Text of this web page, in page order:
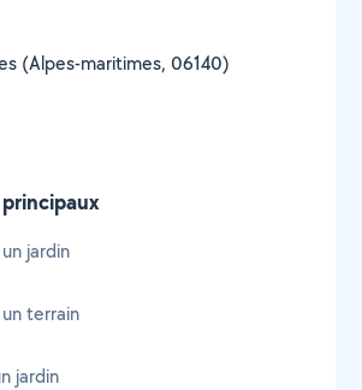
(Alpes-maritimes, 06140)
jardin
terrain
jardin